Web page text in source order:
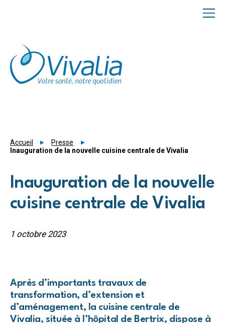
Accueil
Presse
Inauguration de la nouvelle cuisine centrale de Vivalia
Inauguration de la nouvelle
cuisine centrale de Vivalia
1 octobre 2023
Après d’importants travaux de
transformation, d’extension et
d’aménagement, la cuisine centrale de
Vivalia, située à l’hôpital de Bertrix, dispose à